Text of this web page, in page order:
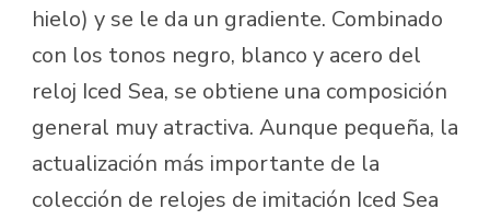
hielo) y se le da un gradiente. Combinado
con los tonos negro, blanco y acero del
reloj Iced Sea, se obtiene una composición
general muy atractiva. Aunque pequeña, la
actualización más importante de la
colección de relojes de imitación Iced Sea